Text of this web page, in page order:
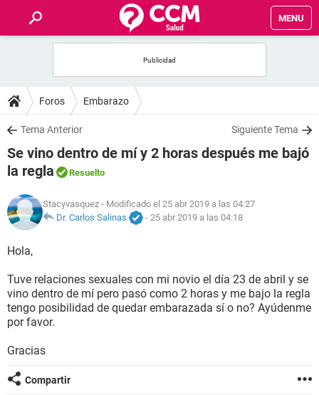
MENU
FOROS
SALUD
FAMILIA
NUTRICIÓN
SEXUALIDAD
GLOSARIO
Foros Embarazo
Tema Anterior Siguiente Tema
Se vino dentro de mí y 2 horas después me bajó
la regla
Resuelto
Stacyvasquez - Modificado el 25 abr 2019 a las 04:27
Dr. Carlos Salinas
- 25 abr 2019 a las 04:18
Hola,
Tuve relaciones sexuales con mi novio el día 23 de abril y se
vino dentro de mí pero pasó como 2 horas y me bajo la regla
tengo posibilidad de quedar embarazada sí o no? Ayúdenme
por favor.
Gracias
Compartir